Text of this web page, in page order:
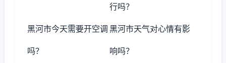
行吗？
黑河市今天需要开空调
吗？
黑河市天气对心情有影
响吗？